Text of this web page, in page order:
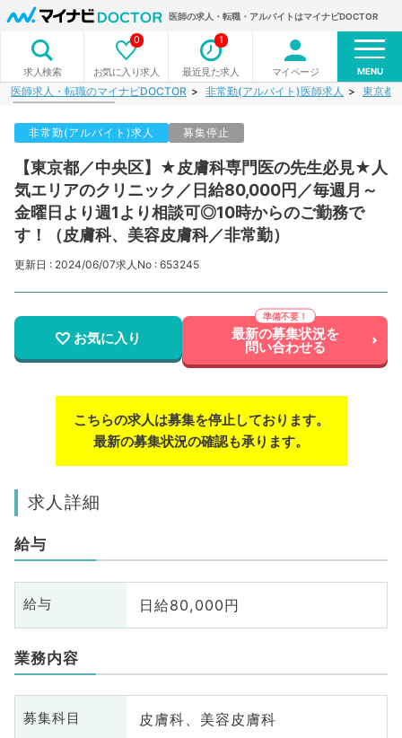
医師の求人・転職・アルバイトはマイナビDOCTOR
求人検索 お気に入り求人
0
最近見た求人
1
マイページ MENU
医師求人・転職のマイナビDOCTOR 非常勤(アルバイト)医師求人 東京都
非常勤(アルバイト)求人 募集停止
【東京都／中央区】★皮膚科専門医の先生必見★人
気エリアのクリニック／日給80,000円／毎週月～
金曜日より週1より相談可◎10時からのご勤務で
す！（皮膚科、美容皮膚科／非常勤）
更新日 : 2024/06/07求人No : 653245
お気に入り 最新の募集状況を
問い合わせる
こちらの求人は募集を停止しております。
最新の募集状況の確認も承ります。
求人詳細
給与
給与 日給80,000円
業務内容
募集科目 皮膚科、美容皮膚科